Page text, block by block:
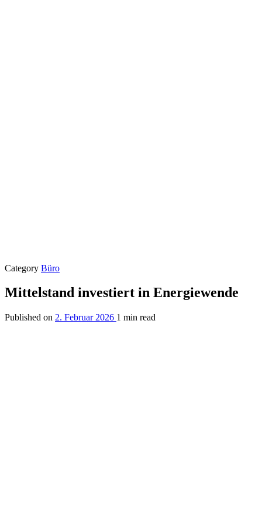
Category Büro
Mittelstand investiert in Energiewende
Published on 2. Februar 2026 1 min read